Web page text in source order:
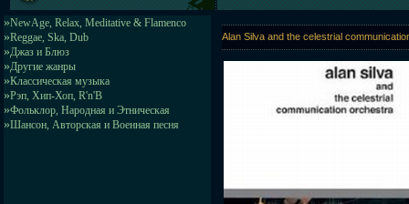
»NewAge, Relax, Meditative & Flamenco
»Reggae, Ska, Dub
»Джаз и Блюз
»Другие жанры
»Классическая музыка
»Рэп, Хип-Хоп, R'n'B
»Фольклор, Народная и Этническая
»Шансон, Авторская и Военная песня
Alan Silva and the celestrial